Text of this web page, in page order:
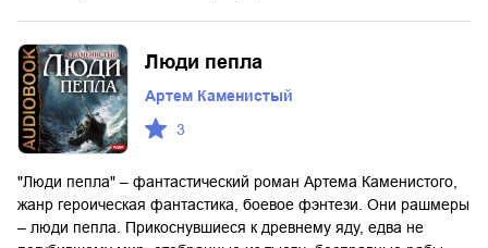
Люди пепла
Артем Каменистый
3
"Люди пепла" – фантастический роман Артема Каменистого,
жанр героическая фантастика, боевое фэнтези. Они рашмеры
– люди пепла. Прикоснувшиеся к древнему яду, едва не